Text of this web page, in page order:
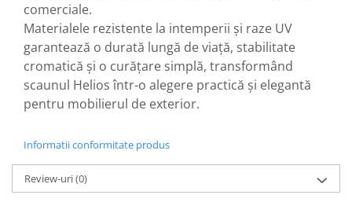
comerciale.
Materialele rezistente la intemperii și raze UV
garantează o durată lungă de viață, stabilitate
cromatică și o curățare simplă, transformând
scaunul Helios într-o alegere practică și elegantă
pentru mobilierul de exterior.
Informatii conformitate produs
Review-uri(0)